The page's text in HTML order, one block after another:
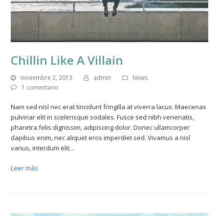
Chillin Like A Villain
noviembre 2, 2013 admin
News
1 comentario
Nam sed nisl nec erat tincidunt fringilla at viverra lacus. Maecenas
pulvinar elit in scelerisque sodales. Fusce sed nibh venenatis,
pharetra felis dignissim, adipiscing dolor. Donec ullamcorper
dapibus enim, nec aliquet eros imperdiet sed. Vivamus a nisl
varius, interdum elit…
Leer más